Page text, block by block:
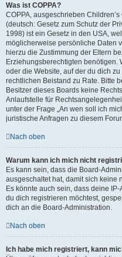
Was ist COPPA?
COPPA, ausgeschrieben
(deutsch: Gesetz zum Schutz der
1998) ist ein Gesetz in den USA,
möglicherweise persönliche Daten
hierzu die Zustimmung der Eltern
Erziehungsberechtigten benötigen.
oder die Website, auf der du dich
rechtlichen Beistand zu Rate. Bitte
Besitzer dieses Boards keine
Anlaufstelle für
unter der Frage „An wen soll ich
juristische Anfragen zu diesem
Nach oben
Warum kann ich mich nicht
Es kann sein, dass die Board-
ausgeschaltet hat, damit sich keine
Es könnte auch sein, dass deine
du dich registrieren möchtest,
dich an die Board-Administration.
Nach oben
Ich habe mich registriert, kann